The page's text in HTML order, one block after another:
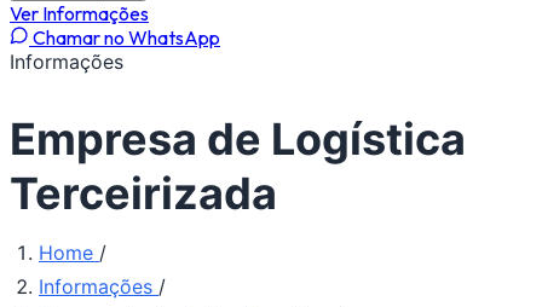
Ver Informações
Chamar no WhatsApp
Informações
Empresa de Logística
Terceirizada
Home /
Informações /